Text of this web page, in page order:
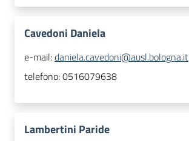
Cavedoni Daniela
e-mail:daniela.cavedoni@ausl.bologna.it
telefono:0516079638
Lambertini Paride